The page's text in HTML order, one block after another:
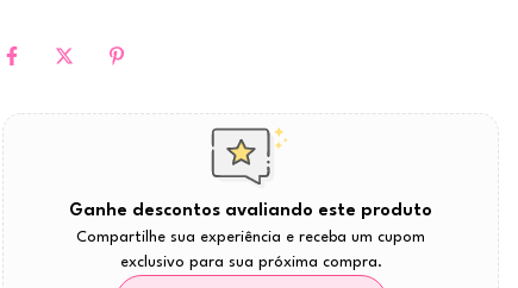
Ganhe descontos avaliando este produto
Compartilhe sua experiência e receba um cupom
exclusivo para sua próxima compra.